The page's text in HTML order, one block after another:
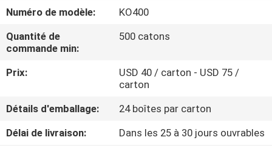
VISITE
D'USINE
CONTRÔLE
QUALITÉ
Numéro de modèle:
KO400
Quantité de
commande min:
500 catons
Prix:
USD 40 / carton - USD 75 /
carton
Détails d'emballage:
24 boîtes par carton
Délai de livraison:
Dans les 25 à 30 jours ouvrables